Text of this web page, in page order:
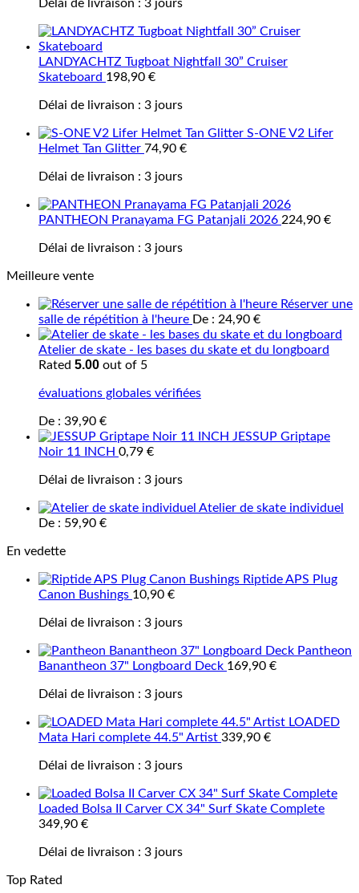
Délai de livraison : 3 jours
LANDYACHTZ Tugboat Nightfall 30” Cruiser
Skateboard 198,90 €
Délai de livraison : 3 jours
S-ONE V2 Lifer
Helmet Tan Glitter 74,90 €
Délai de livraison : 3 jours
PANTHEON Pranayama FG Patanjali 2026 224,90 €
Délai de livraison : 3 jours
Meilleure vente
Réserver une
salle de répétition à l'heure De : 24,90 €
Atelier de skate - les bases du skate et du longboard
Rated 5.00 out of 5
évaluations globales vérifiées
De : 39,90 €
JESSUP Griptape
Noir 11 INCH 0,79 €
Délai de livraison : 3 jours
Atelier de skate individuel
De : 59,90 €
En vedette
Riptide APS Plug
Canon Bushings 10,90 €
Délai de livraison : 3 jours
Pantheon
Banantheon 37" Longboard Deck 169,90 €
Délai de livraison : 3 jours
LOADED
Mata Hari complete 44.5" Artist 339,90 €
Délai de livraison : 3 jours
Loaded Bolsa II Carver CX 34" Surf Skate Complete
349,90 €
Délai de livraison : 3 jours
Top Rated